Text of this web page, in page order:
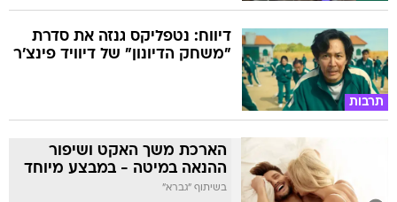
תרבות
דיווח: נטפליקס גנזה את סדרת
"משחק הדיונון" של דיוויד פינצ'ר
הארכת משך האקט ושיפור
ההנאה במיטה - במבצע מיוחד
בשיתוף "גברא"